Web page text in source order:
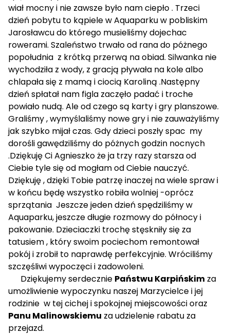
wiał mocny i nie zawsze było nam ciepło . Trzeci
dzień pobytu to kąpiele w Aquaparku w pobliskim
Jarosławcu do którego musieliśmy dojechac
rowerami. Szaleństwo trwało od rana do póżnego
popołudnia z krótką przerwą na obiad. Silwanka nie
wychodziła z wody, z gracją pływała na kole albo
chlapała się z mamą i ciocią Karoliną .Następny
dzień spłatał nam figla zaczęło padać i troche
powiało nudą. Ale od czego są karty i gry planszowe.
Graliśmy , wymyślaliśmy nowe gry i nie zauważyliśmy
jak szybko mijał czas. Gdy dzieci poszły spac my
dorośli gawędziliśmy do póżnych godzin nocnych
.Dziękuję Ci Agnieszko że ja trzy razy starsza od
Ciebie tyle się od mogłam od Ciebie nauczyć.
Dziękuję , dzięki Tobie patrzę inaczej na wiele spraw i
w końcu będę wszystko robiła wolniej -oprócz
sprzątania Jeszcze jeden dzień spędziliśmy w
Aquaparku, jeszcze długie rozmowy do północy i
pakowanie. Dzieciaczki trochę stęskniły się za
tatusiem , który swoim pociechom remontował
pokój i zrobił to naprawdę perfekcyjnie. Wróciliśmy
szczęśliwi wypoczęci i zadowoleni.
Dziękujemy serdecznie Państwu Karpińskim za
umożliwienie wypoczynku naszej Marzycielce i jej
rodzinie w tej cichej i spokojnej miejscowości oraz
Panu Malinowskiemu za udzielenie rabatu za
przejazd.